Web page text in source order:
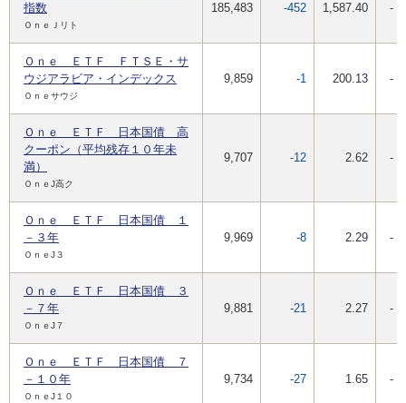
指数
ＯｎｅＪリト
185,483 -452 1,587.40 -
Ｏｎｅ ＥＴＦ ＦＴＳＥ・サ
ウジアラビア・インデックス
Ｏｎｅサウジ
9,859 -1 200.13 -
Ｏｎｅ ＥＴＦ 日本国債 高
クーポン（平均残存１０年未
満）
ＯｎｅJ高ク
9,707 -12 2.62 -
Ｏｎｅ ＥＴＦ 日本国債 １
－３年
ＯｎｅJ３
9,969 -8 2.29 -
Ｏｎｅ ＥＴＦ 日本国債 ３
－７年
ＯｎｅJ７
9,881 -21 2.27 -
Ｏｎｅ ＥＴＦ 日本国債 ７
－１０年
ＯｎｅJ１０
9,734 -27 1.65 -